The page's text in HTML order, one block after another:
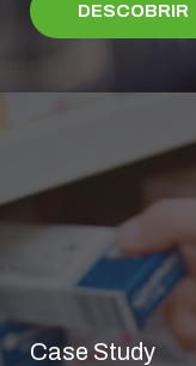
DESCOBRIR
Case Study